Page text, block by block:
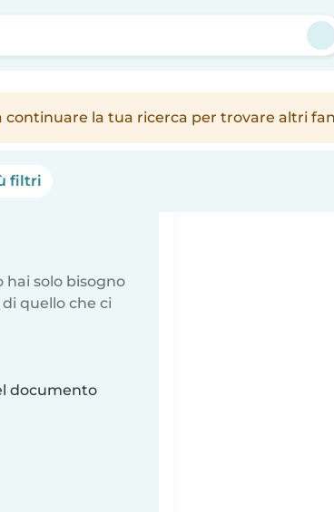
la tua ricerca per trovare altri
filtri
solo bisogno
quello che ci
documento